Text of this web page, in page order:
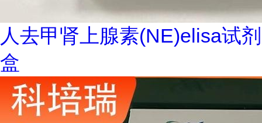
人去甲肾上腺素(NE)elisa试剂
盒